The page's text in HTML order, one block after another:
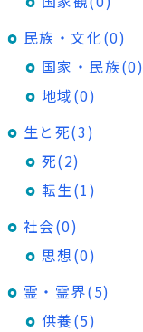
民族・文化(0)
国家・民族(0)
地域(0)
生と死(3)
死(2)
転生(1)
社会(0)
思想(0)
霊・霊界(5)
供養(5)